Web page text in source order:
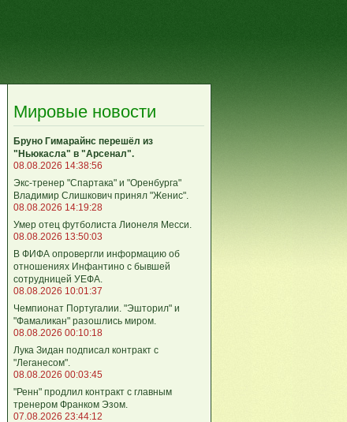
Мировые новости
Бруно Гимарайнс перешёл из
"Ньюкасла" в "Арсенал".
08.08.2026 14:38:56
Экс-тренер "Спартака" и "Оренбурга"
Владимир Слишкович принял "Женис".
08.08.2026 14:19:28
Умер отец футболиста Лионеля Месси.
08.08.2026 13:50:03
В ФИФА опровергли информацию об
отношениях Инфантино с бывшей
сотрудницей УЕФА.
08.08.2026 10:01:37
Чемпионат Португалии. "Эшторил" и
"Фамаликан" разошлись миром.
08.08.2026 00:10:18
Лука Зидан подписал контракт с
"Леганесом".
08.08.2026 00:03:45
"Ренн" продлил контракт с главным
тренером Франком Эзом.
07.08.2026 23:44:12